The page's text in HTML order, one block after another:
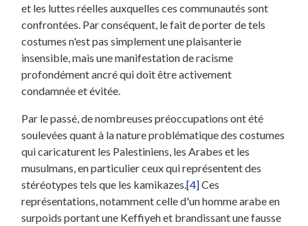
et les luttes réelles auxquelles ces communautés sont
confrontées. Par conséquent, le fait de porter de tels
costumes n'est pas simplement une plaisanterie
insensible, mais une manifestation de racisme
profondément ancré qui doit être activement
condamnée et évitée.
Par le passé, de nombreuses préoccupations ont été
soulevées quant à la nature problématique des costumes
qui caricaturent les Palestiniens, les Arabes et les
musulmans, en particulier ceux qui représentent des
stéréotypes tels que les kamikazes.[4]Ces
représentations, notamment celle d'un homme arabe en
surpoids portant une Keffiyeh et brandissant une fausse